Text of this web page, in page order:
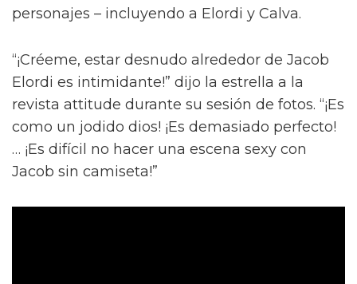
personajes – incluyendo a Elordi y Calva.
“¡Créeme, estar desnudo alrededor de Jacob
Elordi es intimidante!” dijo la estrella a la
revista attitude durante su sesión de fotos. “¡Es
como un jodido dios! ¡Es demasiado perfecto!
… ¡Es difícil no hacer una escena sexy con
Jacob sin camiseta!”